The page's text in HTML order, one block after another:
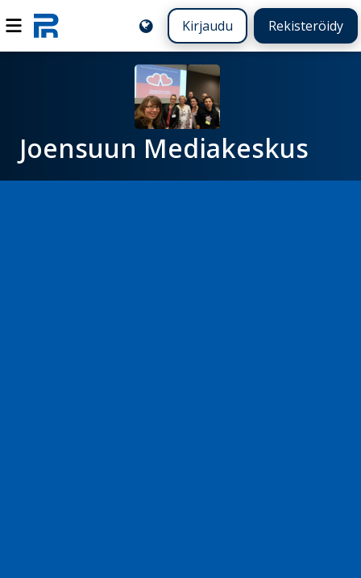
Kirjaudu Rekisteröidy
Joensuun Mediakeskus